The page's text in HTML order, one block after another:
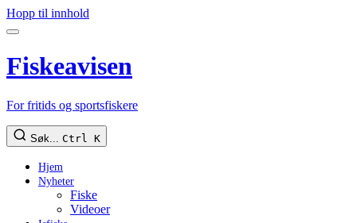
Hopp til innhold
Fiskeavisen
For fritids og sportsfiskere
Søk... Ctrl K
Hjem
Nyheter
Fiske
Videoer